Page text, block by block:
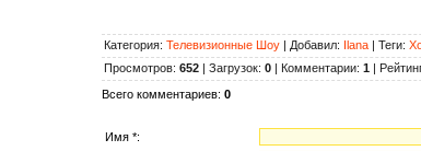
Категория: Телевизионные Шоу| Добавил: Ilana| Теги:
Просмотров: 652| Загрузок: 0| Комментарии: 1|
Всего комментариев: 0
Имя *: